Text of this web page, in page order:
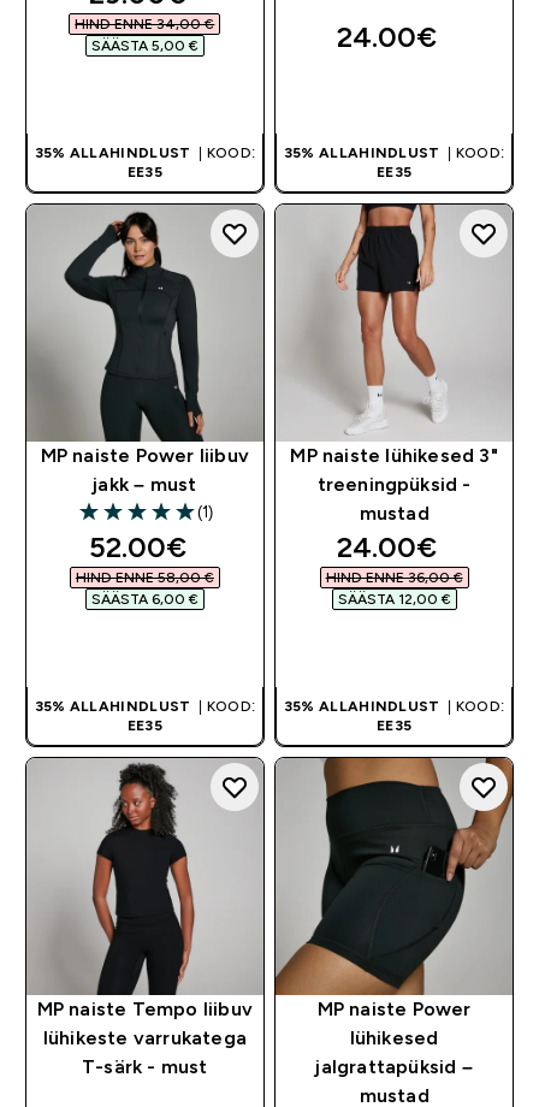
HIND ENNE 34,00 €‎
SÄÄSTA 5,00 €‎
35% ALLAHINDLUST
| KOOD:
EE35
24.00€‎
35% ALLAHINDLUST
| KOOD:
EE35
MP naiste Power liibuv
jakk – must
5 out of 5 stars
(1)
discounted price
52.00€‎
HIND ENNE 58,00 €‎
SÄÄSTA 6,00 €‎
35% ALLAHINDLUST
| KOOD:
EE35
MP naiste lühikesed 3"
treeningpüksid -
mustad
discounted
24.00€‎
HIND ENNE 36,00 €‎
SÄÄSTA 12,00 €‎
35% ALLAHINDLUST
| KOOD:
EE35
MP naiste Tempo liibuv
lühikeste varrukatega
T-särk - must
MP naiste Power
lühikesed
jalgrattapüksid –
mustad